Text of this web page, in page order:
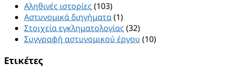
Αληθινές ιστορίες (103)
Αστυνομικά διηγήματα(1)
Στοιχεία εγκληματολογίας (32)
Συγγραφή αστυνομικού έργου (10)
Ετικέτες